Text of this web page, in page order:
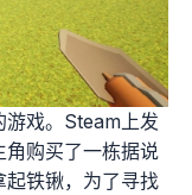
游戏。Steam上发
购买了一栋据说
起铁锹，为了寻找